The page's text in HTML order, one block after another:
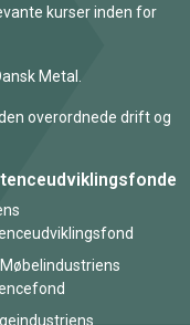
kurser inden for
Metal.
overordnede drift og